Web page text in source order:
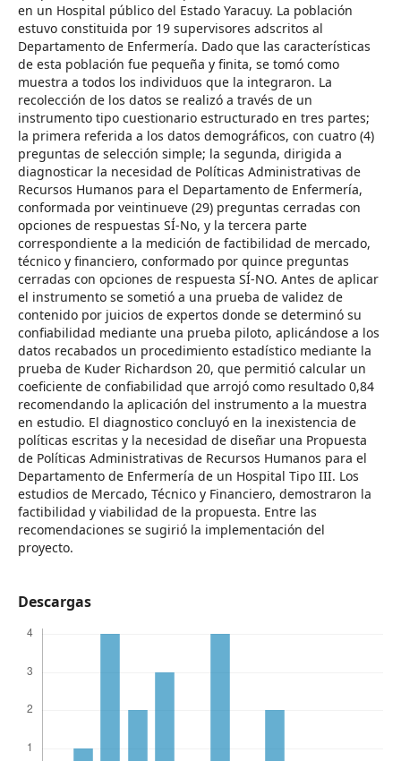
en un Hospital público del Estado Yaracuy. La población
estuvo constituida por 19 supervisores adscritos al
Departamento de Enfermería. Dado que las características
de esta población fue pequeña y finita, se tomó como
muestra a todos los individuos que la integraron. La
recolección de los datos se realizó a través de un
instrumento tipo cuestionario estructurado en tres partes;
la primera referida a los datos demográficos, con cuatro (4)
preguntas de selección simple; la segunda, dirigida a
diagnosticar la necesidad de Políticas Administrativas de
Recursos Humanos para el Departamento de Enfermería,
conformada por veintinueve (29) preguntas cerradas con
opciones de respuestas SÍ-No, y la tercera parte
correspondiente a la medición de factibilidad de mercado,
técnico y financiero, conformado por quince preguntas
cerradas con opciones de respuesta SÍ-NO. Antes de aplicar
el instrumento se sometió a una prueba de validez de
contenido por juicios de expertos donde se determinó su
confiabilidad mediante una prueba piloto, aplicándose a los
datos recabados un procedimiento estadístico mediante la
prueba de Kuder Richardson 20, que permitió calcular un
coeficiente de confiabilidad que arrojó como resultado 0,84
recomendando la aplicación del instrumento a la muestra
en estudio. El diagnostico concluyó en la inexistencia de
políticas escritas y la necesidad de diseñar una Propuesta
de Políticas Administrativas de Recursos Humanos para el
Departamento de Enfermería de un Hospital Tipo III. Los
estudios de Mercado, Técnico y Financiero, demostraron la
factibilidad y viabilidad de la propuesta. Entre las
recomendaciones se sugirió la implementación del
proyecto.
Descargas